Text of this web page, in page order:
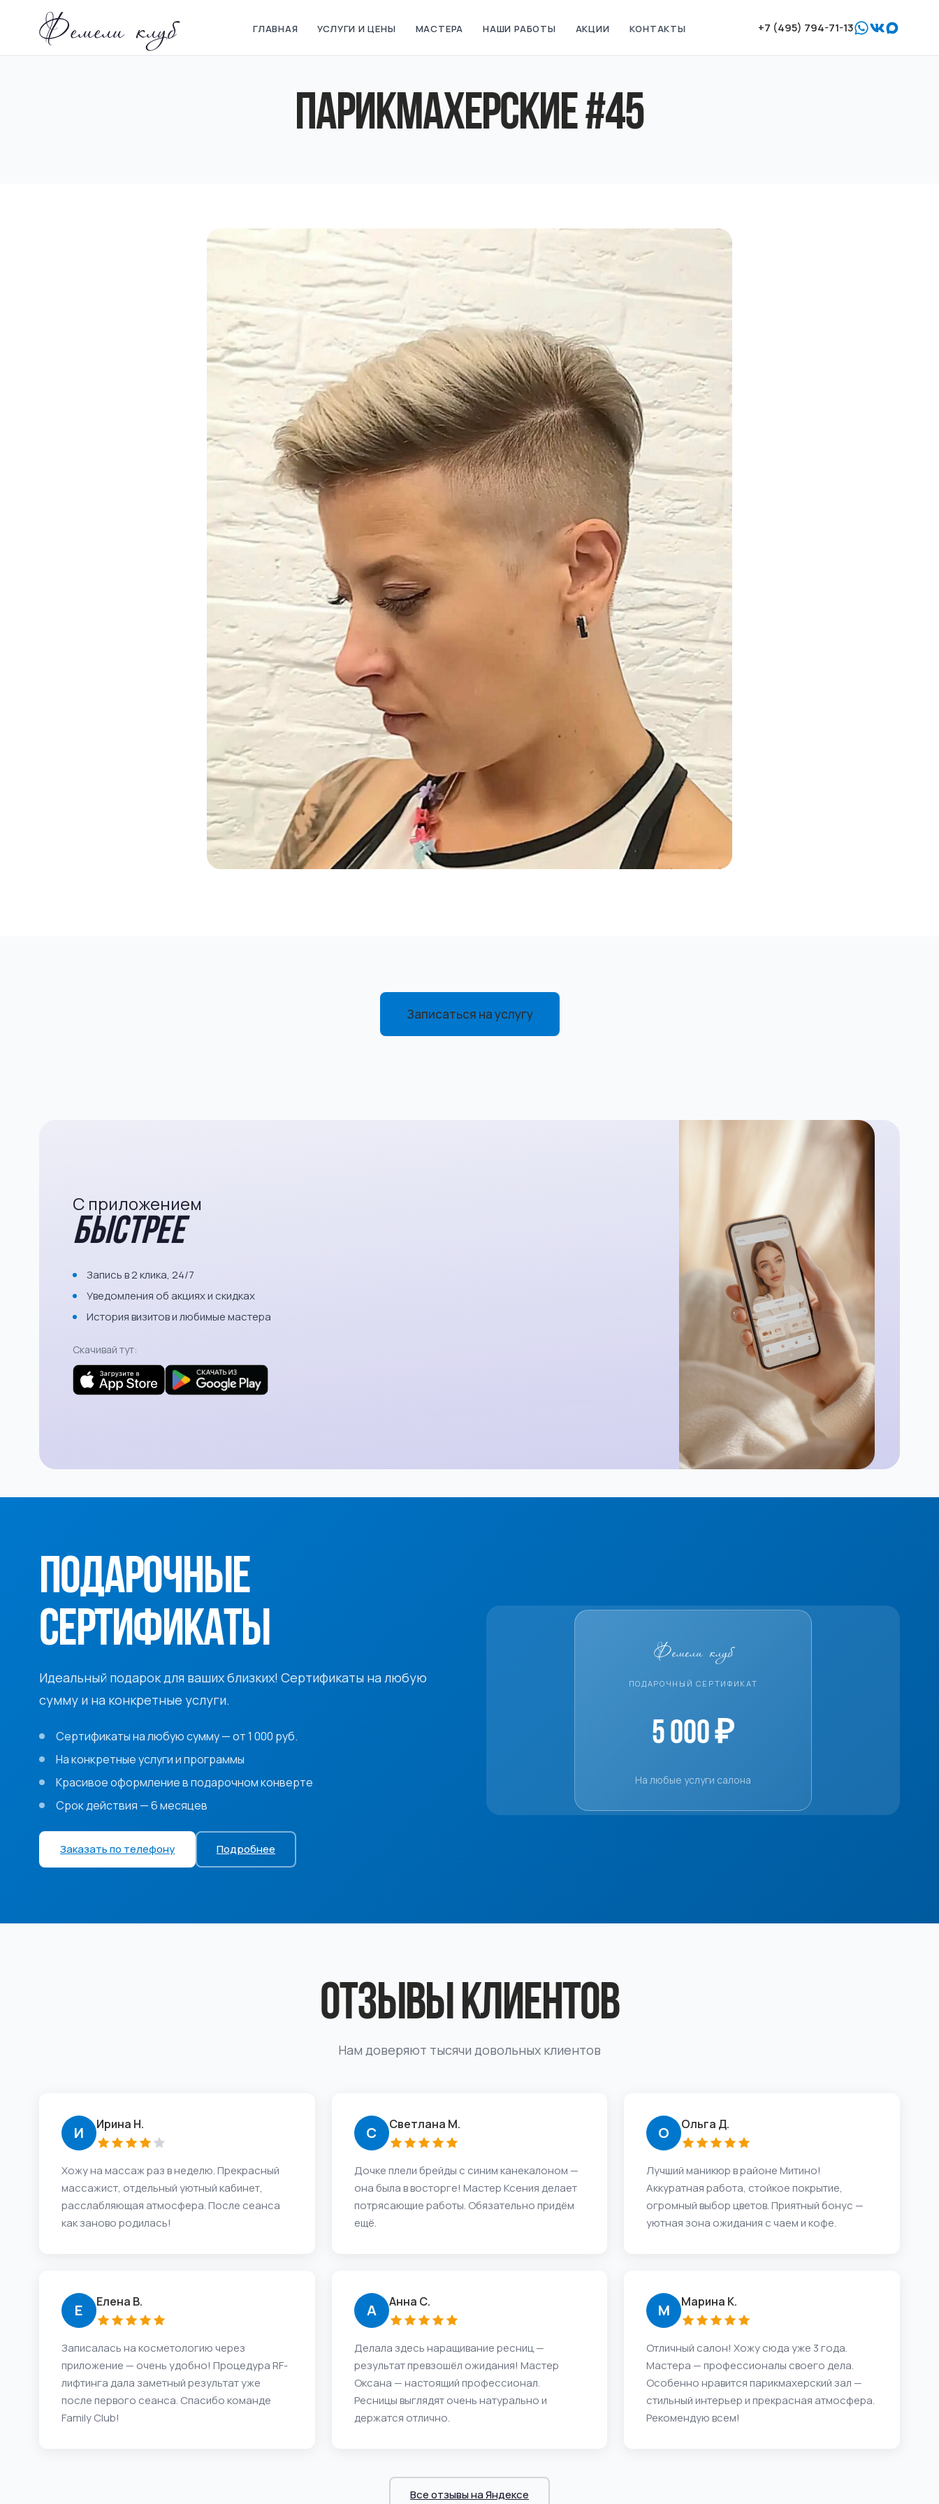
Фемели клуб +7 (495) 794-71-13
ГЛАВНАЯ УСЛУГИ И ЦЕНЫ МАСТЕРА НАШИ РАБОТЫ АКЦИИ КОНТАКТЫ
ПАРИКМАХЕРСКИЕ #45
Записаться на услугу
С приложением
быстрее
Запись в 2 клика, 24/7
Уведомления об акциях и скидках
История визитов и любимые мастера
Скачивай тут:
ПОДАРОЧНЫЕ
СЕРТИФИКАТЫ
Идеальный подарок для ваших близких! Сертификаты на любую
сумму и на конкретные услуги.
Сертификаты на любую сумму — от 1 000 руб.
На конкретные услуги и программы
Красивое оформление в подарочном конверте
Срок действия — 6 месяцев
Заказать по телефону Подробнее
Фемели клуб
ПОДАРОЧНЫЙ СЕРТИФИКАТ
5 000 ₽
На любые услуги салона
ОТЗЫВЫ КЛИЕНТОВ
Нам доверяют тысячи довольных клиентов
И Ирина Н.
Хожу на массаж раз в неделю. Прекрасный
массажист, отдельный уютный кабинет,
расслабляющая атмосфера. После сеанса
как заново родилась!
С Светлана М.
Дочке плели брейды с синим канекалоном —
она была в восторге! Мастер Ксения делает
потрясающие работы. Обязательно придём
ещё.
О Ольга Д.
Лучший маникюр в районе Митино!
Аккуратная работа, стойкое покрытие,
огромный выбор цветов. Приятный бонус —
уютная зона ожидания с чаем и кофе.
Е Елена В.
Записалась на косметологию через
приложение — очень удобно! Процедура RF-
лифтинга дала заметный результат уже
после первого сеанса. Спасибо команде
Family Club!
А Анна С.
Делала здесь наращивание ресниц —
результат превзошёл ожидания! Мастер
Оксана — настоящий профессионал.
Ресницы выглядят очень натурально и
держатся отлично.
М Марина К.
Отличный салон! Хожу сюда уже 3 года.
Мастера — профессионалы своего дела.
Особенно нравится парикмахерский зал —
стильный интерьер и прекрасная атмосфера.
Рекомендую всем!
Все отзывы на Яндексе